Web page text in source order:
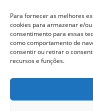
Para fornecer as melhores
cookies para armazenar e/
consentimento para essas
como comportamento de
consentir ou retirar o
recursos e funções.